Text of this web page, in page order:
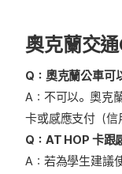
奧克蘭交
Q：奧克蘭公車可
A：不可以。奧克
卡或感應支付（信
Q：AT HOP 卡跟
A：若為學生建議